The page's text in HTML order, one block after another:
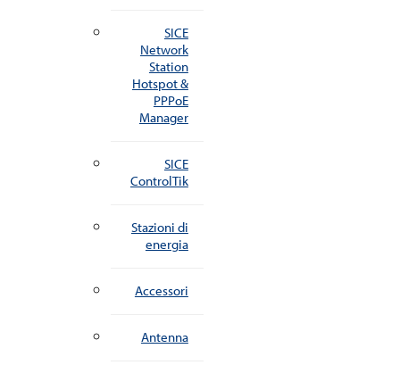
SICE
Network
Station
Hotspot &
PPPoE
Manager
SICE
ControlTik
Stazioni di
energia
Accessori
Antenna